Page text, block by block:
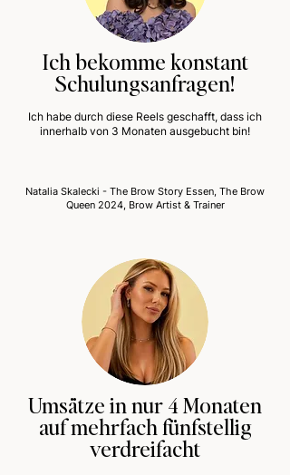
Ich bekomme konstant
Schulungsanfragen!
Ich habe durch diese Reels geschafft, dass ich
innerhalb von 3 Monaten ausgebucht bin!
Natalia Skalecki - The Brow Story Essen, The Brow
Queen 2024, Brow Artist & Trainer
Umsätze in nur 4 Monaten
auf mehrfach fünfstellig
verdreifacht